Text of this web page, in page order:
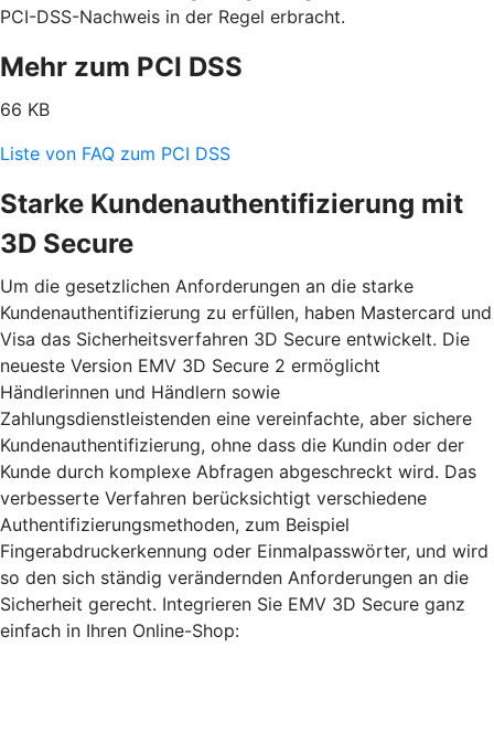
PCI-DSS-Nachweis in der Regel erbracht.
Mehr zum PCI DSS
66 KB
Liste von FAQ zum PCI DSS
Starke Kundenauthentifizierung mit
3D Secure
Um die gesetzlichen Anforderungen an die starke
Kundenauthentifizierung zu erfüllen, haben Mastercard und
Visa das Sicherheitsverfahren 3D Secure entwickelt. Die
neueste Version EMV 3D Secure 2 ermöglicht
Händlerinnen und Händlern sowie
Zahlungsdienstleistenden eine vereinfachte, aber sichere
Kundenauthentifizierung, ohne dass die Kundin oder der
Kunde durch komplexe Abfragen abgeschreckt wird. Das
verbesserte Verfahren berücksichtigt verschiedene
Authentifizierungsmethoden, zum Beispiel
Fingerabdruckerkennung oder Einmalpasswörter, und wird
so den sich ständig verändernden Anforderungen an die
Sicherheit gerecht. Integrieren Sie EMV 3D Secure ganz
einfach in Ihren Online-Shop: